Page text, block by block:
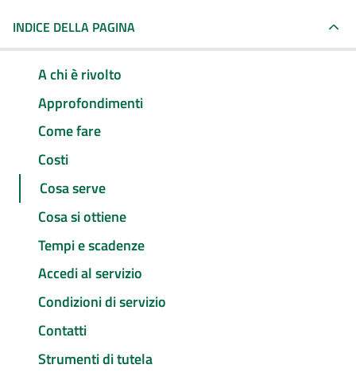
INDICE DELLA PAGINA
A chi è rivolto
Approfondimenti
Come fare
Costi
Cosa serve
Cosa si ottiene
Tempi e scadenze
Accedi al servizio
Condizioni di servizio
Contatti
Strumenti di tutela